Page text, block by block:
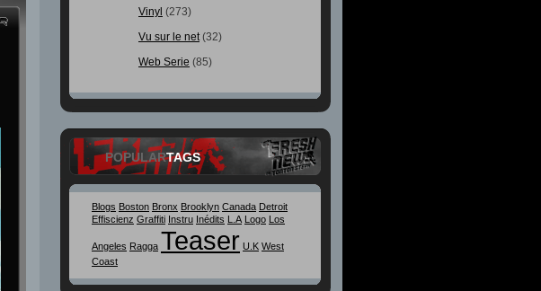
Vinyl (273)
Vu sur le net(32)
Web Serie (85)
POPULARTAGS
Blogs Boston Bronx Brooklyn Canada Detroit
Effiscienz Graffiti Instru Inédits L.A Logo Los
Angeles Ragga Teaser U.K West
Coast